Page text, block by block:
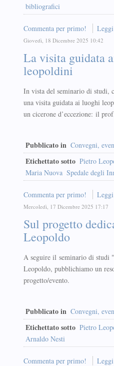
bibliografici
Commenta per primo!
Giovedì, 18 Dicembre 2025 10:42
La visita guidata
leopoldini
In vista del seminario di studi,
una visita guidata ai luoghi
un cicerone d’eccezione: il
Pubblicato in Convegni,
Etichettato sotto Pietro
Maria Nuova Spedale degli
Commenta per primo!
Mercoledì, 17 Dicembre 2025 17:17
Sul progetto
Leopoldo
A seguire il seminario di studi
Leopoldo, pubblichiamo un
progetto/evento.
Pubblicato in Convegni,
Etichettato sotto Pietro
Arnaldo Nesti
Commenta per primo!